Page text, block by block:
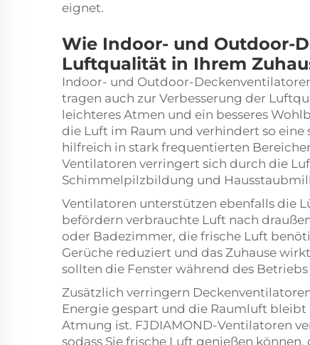
eignet.
Wie Indoor- und Outdoor-
Luftqualität in Ihrem
Indoor- und Outdoor-
tragen auch zur Verbesserung der
leichteres Atmen und ein besseres
die Luft im Raum und verhindert so
hilfreich in stark frequentierten
Ventilatoren verringert sich durch die
Schimmelpilzbildung und
Ventilatoren unterstützen ebenfalls die
befördern verbrauchte Luft nach
oder Badezimmer, die frische Luft
Gerüche reduziert und das Zuhause
sollten die Fenster während des
Zusätzlich verringern
Energie gespart und die Raumluft bleibt
Atmung ist. FJDIAMOND-Ventilatoren
sodass Sie frische Luft genießen